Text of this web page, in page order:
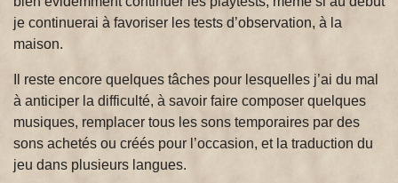
je continuerai à favoriser les tests d’observation, à la
maison.
Il reste encore quelques tâches pour lesquelles j’ai du mal
à anticiper la difficulté, à savoir faire composer quelques
musiques, remplacer tous les sons temporaires par des
sons achetés ou créés pour l’occasion, et la traduction du
jeu dans plusieurs langues.